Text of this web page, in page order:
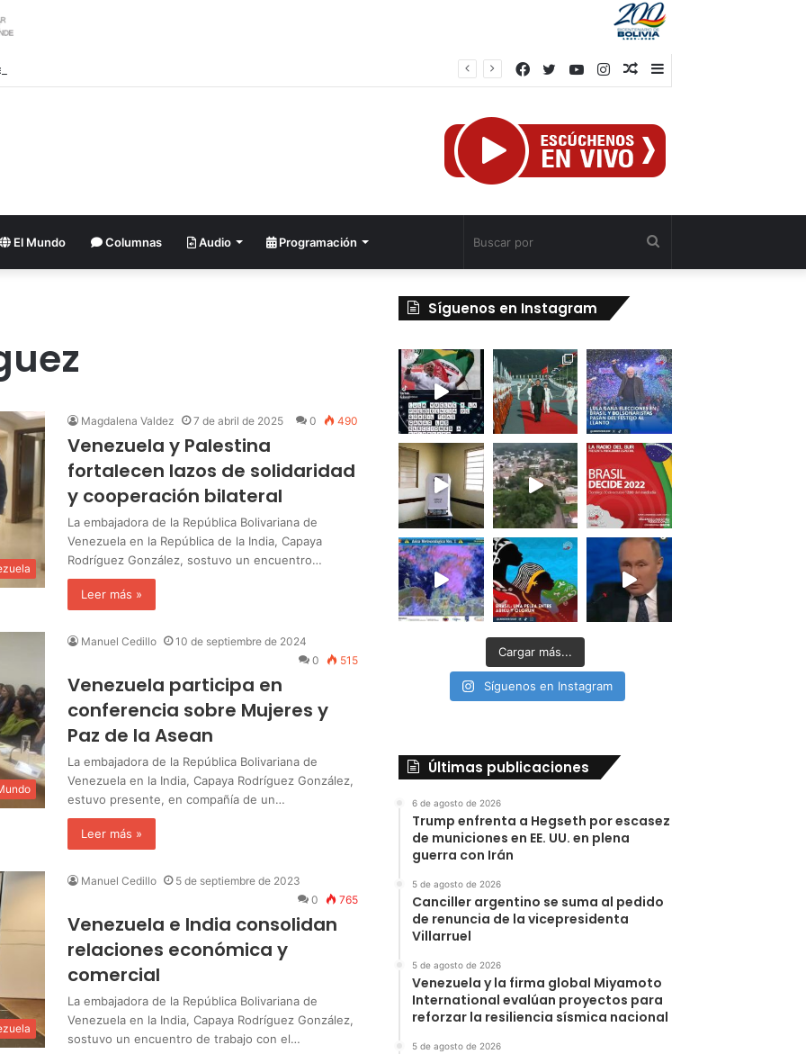
argentino se suma al pedido de renuncia de la vicepresidenta Villarruel
Barra
Publicación
azar
Instagram
YouTube
Twitter
Facebook
El Mundo Columnas Audio Programación
Magdalena Valdez 7 de abril de 2025 0 490
Venezuela y Palestina
fortalecen lazos de solidaridad
y cooperación bilateral
La embajadora de la República Bolivariana de
Venezuela en la República de la India, Capaya
Rodríguez González, sostuvo un encuentro…
Leer más »
Manuel Cedillo
10 de septiembre de 2024
0
515
Venezuela participa en
conferencia sobre Mujeres y
Paz de la Asean
La embajadora de la República Bolivariana de
Venezuela en la India, Capaya Rodríguez González,
estuvo presente, en compañía de un…
Leer más »
Manuel Cedillo
5 de septiembre de 2023
0
765
Venezuela e India consolidan
relaciones económica y
comercial
La embajadora de la República Bolivariana de
Venezuela en la India, Capaya Rodríguez González,
sostuvo un encuentro de trabajo con el…
Síguenos en Instagram
Cargar más...
Síguenos en Instagram
Últimas publicaciones
6 de agosto de 2026
Trump enfrenta a Hegseth por escasez
de municiones en EE. UU. en plena
guerra con Irán
5 de agosto de 2026
Canciller argentino se suma al pedido
de renuncia de la vicepresidenta
Villarruel
5 de agosto de 2026
Venezuela y la firma global Miyamoto
International evalúan proyectos para
reforzar la resiliencia sísmica nacional
5 de agosto de 2026